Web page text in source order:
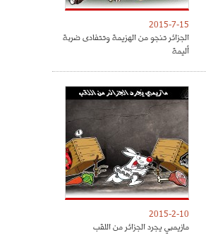
2015-7-15
الجزائر تنجو من الهزيمة وتتفادى ضربة
أليمة
2015-2-10
مازيمبي يجرد الجزائر من اللقب